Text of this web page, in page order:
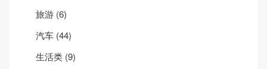
旅游 (6)
汽车 (44)
生活类 (9)